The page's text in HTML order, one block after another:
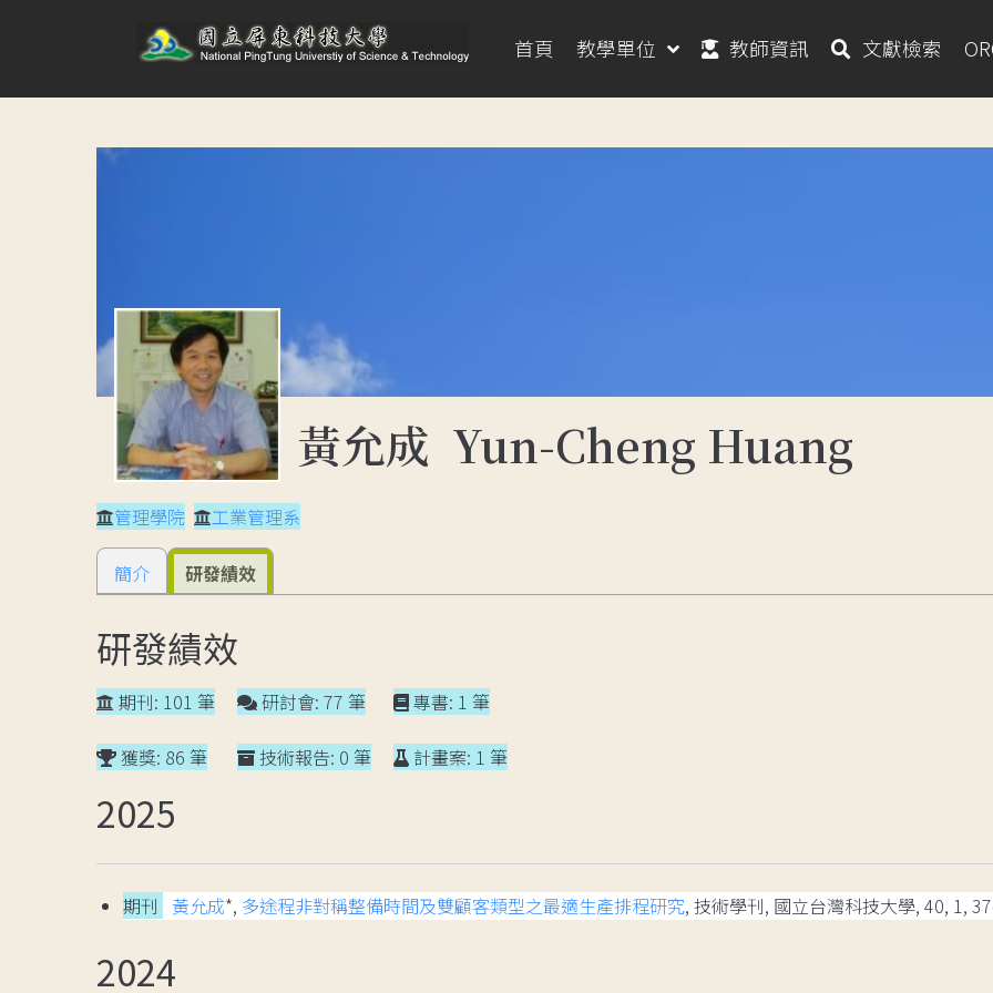
首頁 教學單位 教師資訊 文獻檢索
黃允成 Yun-Cheng Huang
管理學院 工業管理系
簡介 研發績效
研發績效
期刊: 101 筆
獲獎: 86 筆
研討會: 77 筆
技術報告: 0 筆
專書: 1 筆
計畫案: 1 筆
2025
期刊 黃允成*, 多途程非對稱整備時間及雙顧客類型之最適生產排程研究, 技術學刊, 國立台灣科技大學, 40, 1,
2024